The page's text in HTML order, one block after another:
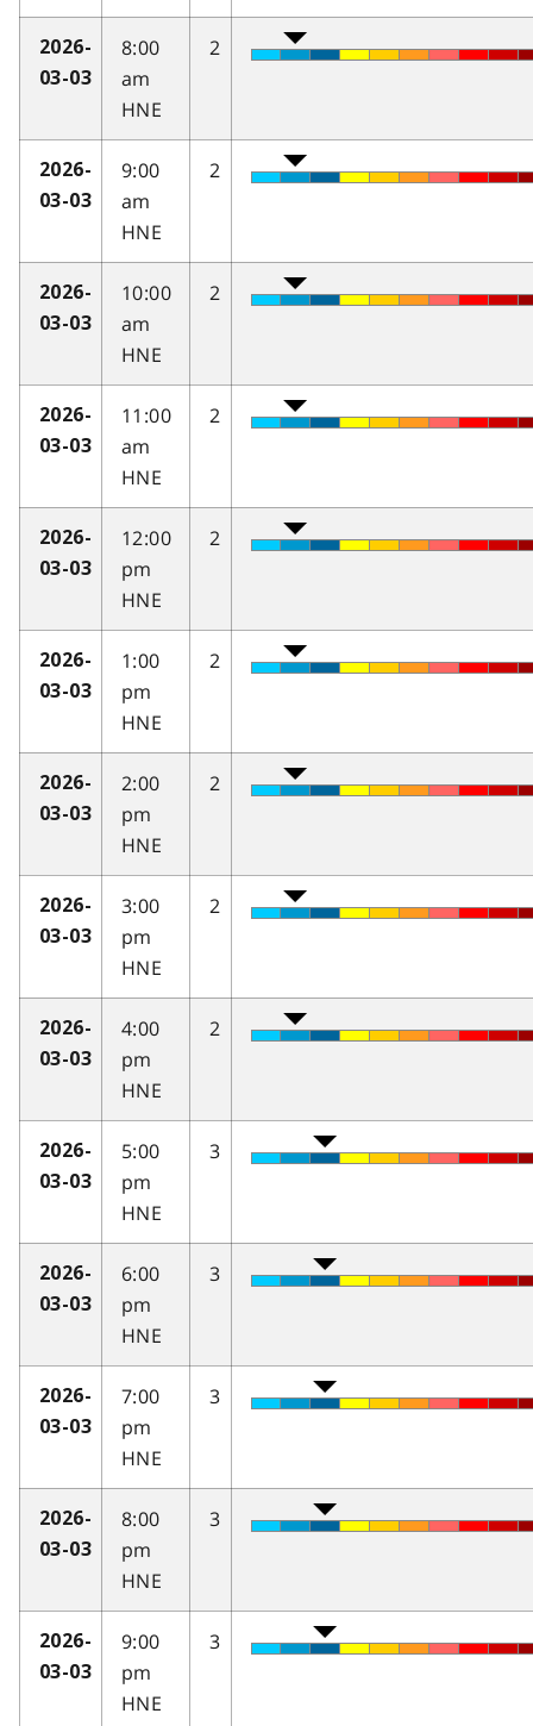
2026-
03-03
8:00
am
HNE
2
2026-
03-03
9:00
am
HNE
2
2026-
03-03
10:00
am
HNE
2
2026-
03-03
11:00
am
HNE
2
2026-
03-03
12:00
pm
HNE
2
2026-
03-03
1:00
pm
HNE
2
2026-
03-03
2:00
pm
HNE
2
2026-
03-03
3:00
pm
HNE
2
2026-
03-03
4:00
pm
HNE
2
2026-
03-03
5:00
pm
HNE
3
2026-
03-03
6:00
pm
HNE
3
2026-
03-03
7:00
pm
HNE
3
2026-
03-03
8:00
pm
HNE
3
2026-
03-03
9:00
pm
HNE
3